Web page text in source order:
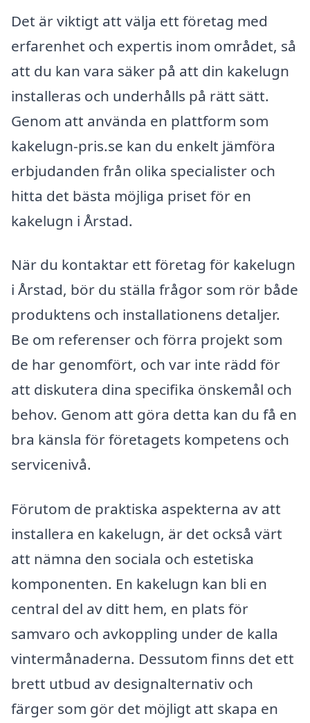
Det är viktigt att välja ett företag med
erfarenhet och expertis inom området, så
att du kan vara säker på att din kakelugn
installeras och underhålls på rätt sätt.
Genom att använda en plattform som
kakelugn-pris.se kan du enkelt jämföra
erbjudanden från olika specialister och
hitta det bästa möjliga priset för en
kakelugn i Årstad.
När du kontaktar ett företag för kakelugn
i Årstad, bör du ställa frågor som rör både
produktens och installationens detaljer.
Be om referenser och förra projekt som
de har genomfört, och var inte rädd för
att diskutera dina specifika önskemål och
behov. Genom att göra detta kan du få en
bra känsla för företagets kompetens och
servicenivå.
Förutom de praktiska aspekterna av att
installera en kakelugn, är det också värt
att nämna den sociala och estetiska
komponenten. En kakelugn kan bli en
central del av ditt hem, en plats för
samvaro och avkoppling under de kalla
vintermånaderna. Dessutom finns det ett
brett utbud av designalternativ och
färger som gör det möjligt att skapa en